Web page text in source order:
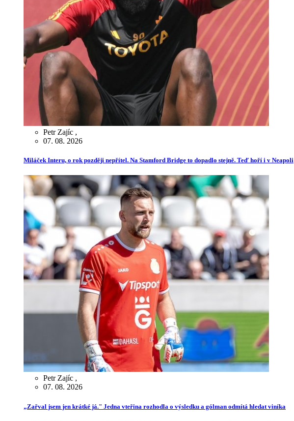
Petr Zajíc ,
07. 08. 2026
Miláček Interu, o rok později nepřítel. Na Stamford Bridge to dopadlo stejně. Teď hoří i v Neapoli
Petr Zajíc ,
07. 08. 2026
„Zařval jsem jen krátké já." Jedna vteřina rozhodla o výsledku a gólman odmítá hledat viníka